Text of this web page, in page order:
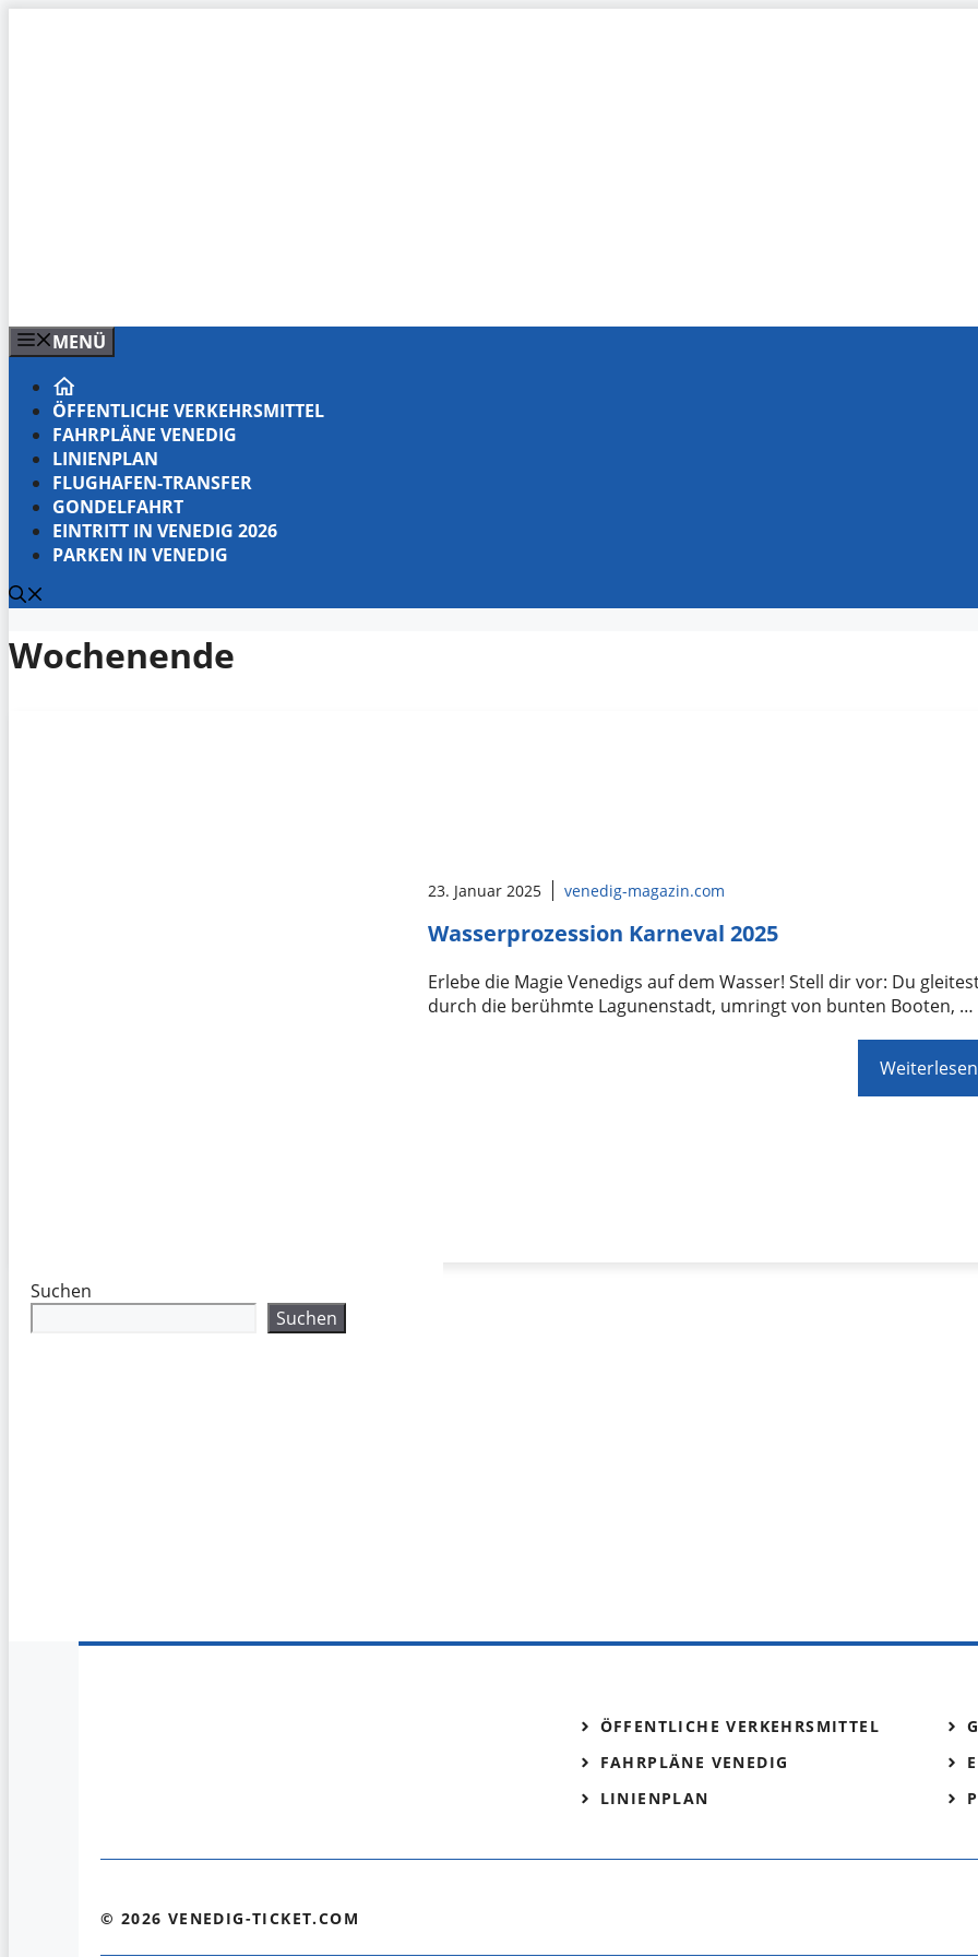
MENÜ
ÖFFENTLICHE VERKEHRSMITTEL
FAHRPLÄNE VENEDIG
LINIENPLAN
FLUGHAFEN-TRANSFER
GONDELFAHRT
EINTRITT IN VENEDIG 2026
PARKEN IN VENEDIG
Wochenende
23. Januar 2025 venedig-magazin.com
Wasserprozession Karneval 2025
Erlebe die Magie Venedigs auf dem Wasser! Stell dir vor: Du
durch die berühmte Lagunenstadt, umringt von bunten Booten, …
Weiterlesen
Suchen
Suchen
ÖFFENTLICHE VERKEHRSMITTEL
FAHRPLÄNE VENEDIG
LINIENPLAN
© 2026 VENEDIG-TICKET.COM